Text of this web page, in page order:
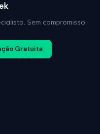
Sem compromisso.
Gratuita